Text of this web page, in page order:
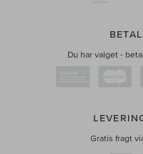
Du har valget -
Gratis fragt